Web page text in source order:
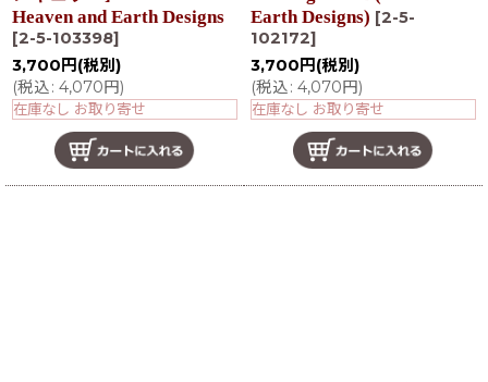
Heaven and Earth Designs
[2-5-103398]
3,700 円 (税別)
(税込: 4,070円)
在庫なし お取り寄せ
Earth Designs) [2-5-
102172]
3,700 円 (税別)
(税込: 4,070円)
在庫なし お取り寄せ